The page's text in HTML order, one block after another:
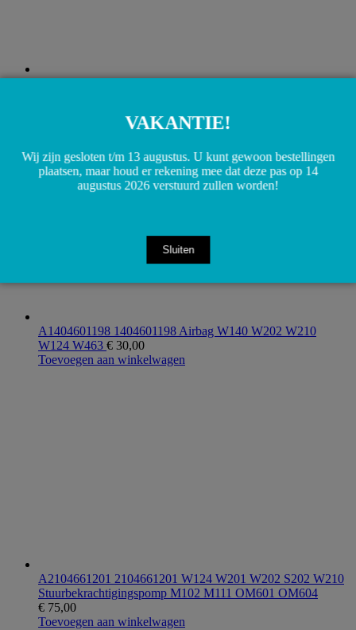
A1404601198 1404601198 Airbag W140 W202 W210
W124 W463 € 30,00
Toevoegen aan winkelwagen
A2104661201 2104661201 W124 W201 W202 S202 W210
Stuurbekrachtigingspomp M102 M111 OM601 OM604
€ 75,00
Toevoegen aan winkelwagen
VAKANTIE!
Wij zijn gesloten t/m 13 augustus. U kunt gewoon bestellingen
plaatsen, maar houd er rekening mee dat deze pas op 14
augustus 2026 verstuurd zullen worden!
Sluiten